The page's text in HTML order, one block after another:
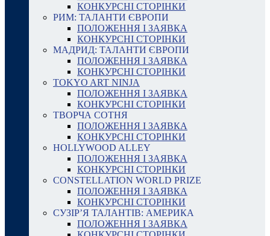
КОНКУРСНІ СТОРІНКИ
РИМ: ТАЛАНТИ ЄВРОПИ
ПОЛОЖЕННЯ І ЗАЯВКА
КОНКУРСНІ СТОРІНКИ
МАДРИД: ТАЛАНТИ ЄВРОПИ
ПОЛОЖЕННЯ І ЗАЯВКА
КОНКУРСНІ СТОРІНКИ
TOKYO ART NINJA
ПОЛОЖЕННЯ І ЗАЯВКА
КОНКУРСНІ СТОРІНКИ
ТВОРЧА СОТНЯ
ПОЛОЖЕННЯ І ЗАЯВКА
КОНКУРСНІ СТОРІНКИ
HOLLYWOOD ALLEY
ПОЛОЖЕННЯ І ЗАЯВКА
КОНКУРСНІ СТОРІНКИ
CONSTELLATION WORLD PRIZE
ПОЛОЖЕННЯ І ЗАЯВКА
КОНКУРСНІ СТОРІНКИ
СУЗІР’Я ТАЛАНТІВ: АМЕРИКА
ПОЛОЖЕННЯ І ЗАЯВКА